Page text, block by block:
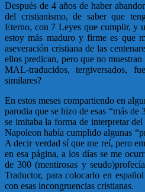
Después de 4 años de haber
del cristianismo, de saber que
Eterno, con 7 Leyes que cumplir, y
estoy más maduro y firme es que
aseveración cristiana de las
ellos predican, pero que no
MAL-traducidos, tergiversados,
similares?
En estos meses compartiendo en
parodia que se hizo de esas “más de
se imitaba la forma de interpretar
Napoleon había cumplido algunas
A decir verdad sí que me reí, pero
en esa página, a los días se me
de 300 (mentirosas y
Traductor, para colocarlo en
con esas incongruencias cristianas.